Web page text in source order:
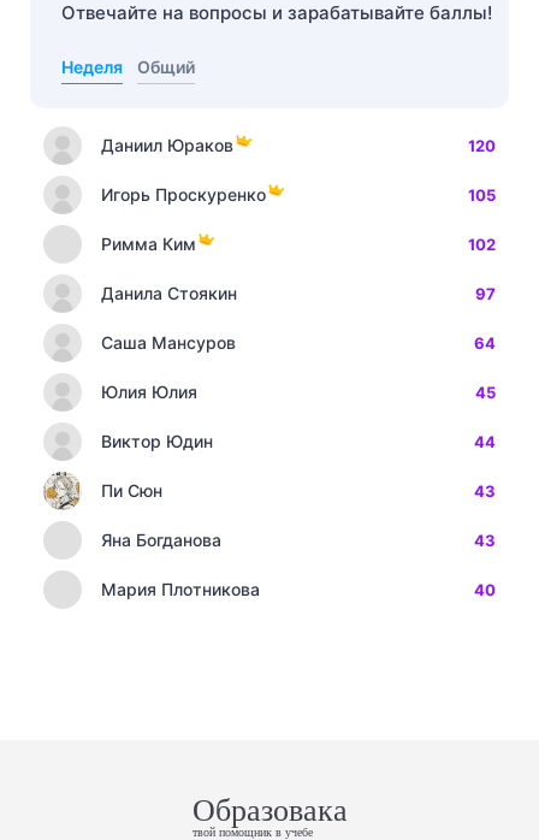
Отвечайте на вопросы и зарабатывайте баллы!
Неделя Общий
Даниил Юраков 120
Игорь Проскуренко 105
Римма Ким 102
Данила Стоякин 97
Саша Мансуров 64
Юлия Юлия 45
Виктор Юдин 44
Пи Сюн 43
Яна Богданова 43
Мария Плотникова 40
Образовака
твой помощник в учебе